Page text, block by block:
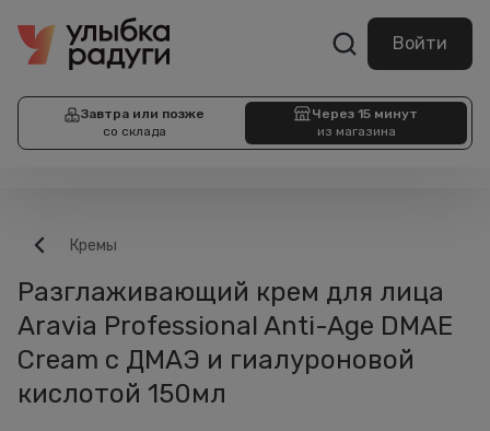
Войти
Завтра или позже
со склада
Через 15 минут
из магазина
Кремы
Разглаживающий крем для лица
Aravia Professional Anti-Age DMAE
Cream с ДМАЭ и гиалуроновой
кислотой 150мл